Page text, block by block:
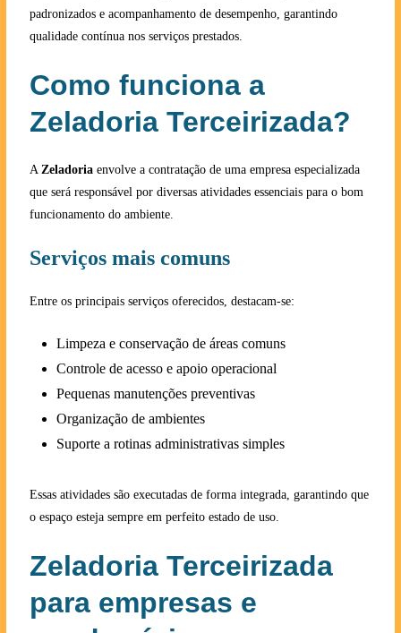
padronizados e acompanhamento de desempenho, garantindo
qualidade contínua nos serviços prestados.
Como funciona a
Zeladoria Terceirizada?
A Zeladoria envolve a contratação de uma empresa especializada
que será responsável por diversas atividades essenciais para o bom
funcionamento do ambiente.
Serviços mais comuns
Entre os principais serviços oferecidos, destacam-se:
Limpeza e conservação de áreas comuns
Controle de acesso e apoio operacional
Pequenas manutenções preventivas
Organização de ambientes
Suporte a rotinas administrativas simples
Essas atividades são executadas de forma integrada, garantindo que
o espaço esteja sempre em perfeito estado de uso.
Zeladoria Terceirizada
para empresas e